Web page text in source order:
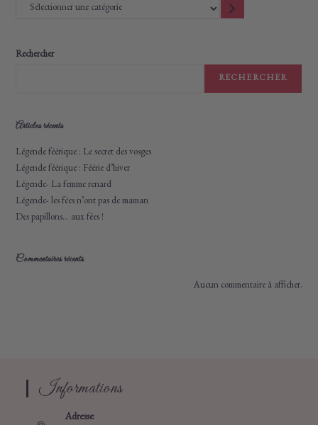
Sélectionner
Rechercher
RECHERCHER
Articles récents
Légende féérique : Le secret des vosges
Légende féérique : Féérie d’hiver
Légende- La femme renard
Légende- les fées n’ont pas de maman
Des papillons… aux fées !
Commentaires récents
Aucun commentaire à afficher.
Informations
Adresse